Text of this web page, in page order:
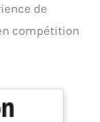
de
compétition